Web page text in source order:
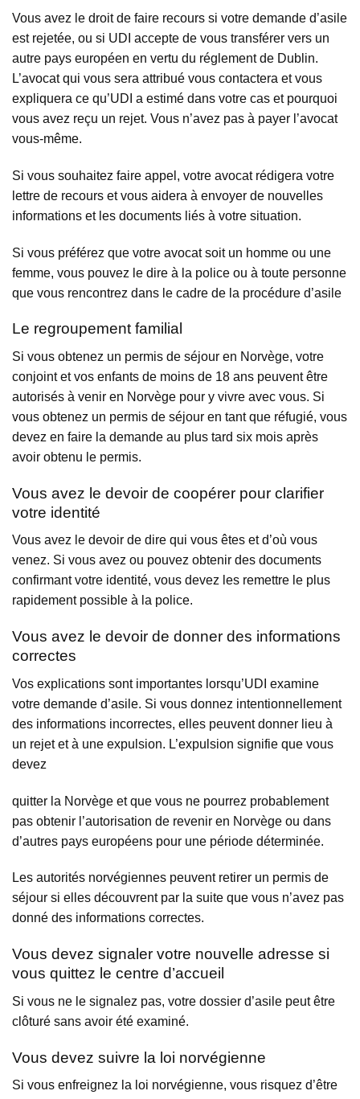
Vous avez le droit de faire recours si votre demande d’asile
est rejetée, ou si UDI accepte de vous transférer vers un
autre pays européen en vertu du réglement de Dublin.
L’avocat qui vous sera attribué vous contactera et vous
expliquera ce qu’UDI a estimé dans votre cas et pourquoi
vous avez reçu un rejet. Vous n’avez pas à payer l’avocat
vous-même.
Si vous souhaitez faire appel, votre avocat rédigera votre
lettre de recours et vous aidera à envoyer de nouvelles
informations et les documents liés à votre situation.
Si vous préférez que votre avocat soit un homme ou une
femme, vous pouvez le dire à la police ou à toute personne
que vous rencontrez dans le cadre de la procédure d’asile
Le regroupement familial
Si vous obtenez un permis de séjour en Norvège, votre
conjoint et vos enfants de moins de 18 ans peuvent être
autorisés à venir en Norvège pour y vivre avec vous. Si
vous obtenez un permis de séjour en tant que réfugié, vous
devez en faire la demande au plus tard six mois après
avoir obtenu le permis.
Vous avez le devoir de coopérer pour clarifier
votre identité
Vous avez le devoir de dire qui vous êtes et d’où vous
venez. Si vous avez ou pouvez obtenir des documents
confirmant votre identité, vous devez les remettre le plus
rapidement possible à la police.
Vous avez le devoir de donner des informations
correctes
Vos explications sont importantes lorsqu’UDI examine
votre demande d’asile. Si vous donnez intentionnellement
des informations incorrectes, elles peuvent donner lieu à
un rejet et à une expulsion. L’expulsion signifie que vous
devez
quitter la Norvège et que vous ne pourrez probablement
pas obtenir l’autorisation de revenir en Norvège ou dans
d’autres pays européens pour une période déterminée.
Les autorités norvégiennes peuvent retirer un permis de
séjour si elles découvrent par la suite que vous n’avez pas
donné des informations correctes.
Vous devez signaler votre nouvelle adresse si
vous quittez le centre d’accueil
Si vous ne le signalez pas, votre dossier d’asile peut être
clôturé sans avoir été examiné.
Vous devez suivre la loi norvégienne
Si vous enfreignez la loi norvégienne, vous risquez d’être